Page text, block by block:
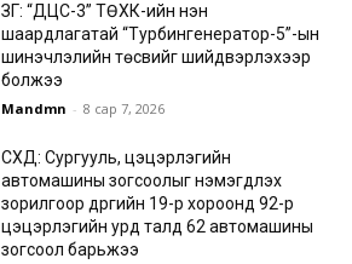
ЗГ: “ДЦС-3” ТӨХК-ийн нэн
шаардлагатай “Турбингенератор-5”-ын
шинэчлэлийн төсвийг шийдвэрлэхээр
болжээ
Mandmn - 8 сар 7, 2026
СХД: Сургууль, цэцэрлэгийн
автомашины зогсоолыг нэмэгдүүлэх
зорилгоор дүүргийн 19-р хороонд 92-р
цэцэрлэгийн урд талд 62 автомашины
зогсоол барьжээ